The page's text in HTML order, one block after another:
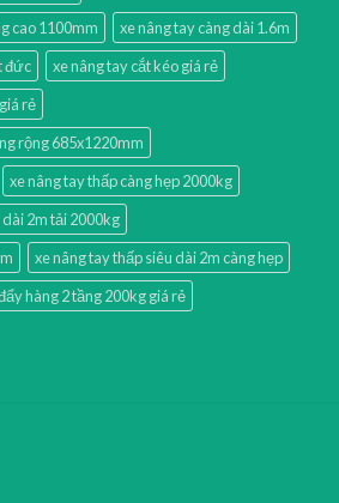
cao 1100mm
xe nâng tay càng dài 1.6m
đức
xe nâng tay cắt kéo giá rẻ
rẻ
rộng 685x1220mm
xe nâng tay thấp càng hẹp 2000kg
2m tải 2000kg
xe nâng tay thấp siêu dài 2m càng hẹp
hàng 2 tầng 200kg giá rẻ